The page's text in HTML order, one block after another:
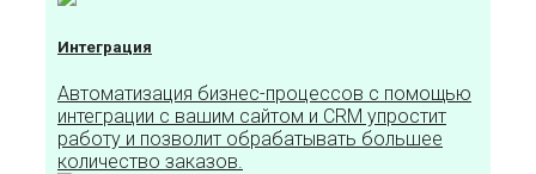
Интеграция
Автоматизация бизнес-процессов с помощью
интеграции с вашим сайтом и CRM упростит
работу и позволит обрабатывать большее
количество заказов.